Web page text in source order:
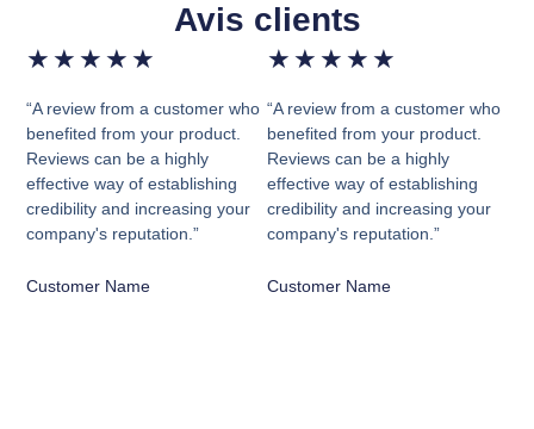
Avis clients
★ ★ ★ ★ ★
“A review from a customer who
benefited from your product.
Reviews can be a highly
effective way of establishing
credibility and increasing your
company's reputation.”
Customer Name
★ ★ ★ ★ ★
“A review from a customer who
benefited from your product.
Reviews can be a highly
effective way of establishing
credibility and increasing your
company's reputation.”
Customer Name